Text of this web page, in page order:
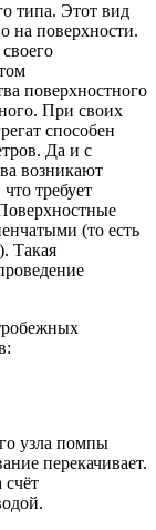
типа. Этот вид
на поверхности.
поверхностного
При своих
способен
Да и с
возникают
требует
(то есть
Такая
узла помпы
перекачивает.